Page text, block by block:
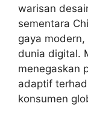
warisan
sementara
gaya
dunia digital.
menegaskan
adaptif
konsumen